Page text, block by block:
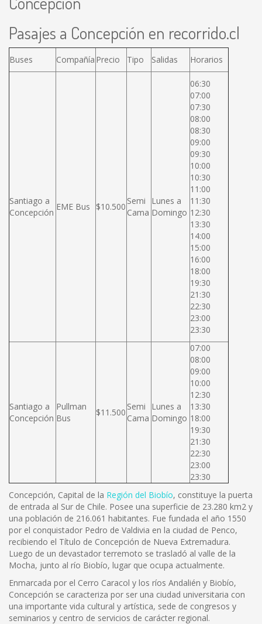
Pasajes a Concepción en recorrido.cl
Buses Compañía Precio Tipo Salidas Horarios
Santiago a
Concepción
EME Bus $10.500
Semi
Cama
Lunes a
Domingo
06:30
07:00
07:30
08:00
08:30
09:00
09:30
10:00
10:30
11:00
11:30
12:30
13:30
14:00
15:00
16:00
18:00
19:30
21:30
22:30
23:00
23:30
Santiago a
Concepción
Pullman
Bus
$11.500
Semi
Cama
Lunes a
Domingo
07:00
08:00
09:00
10:00
12:30
13:30
18:00
19:30
21:30
22:30
23:00
23:30
Concepción, Capital de la Región del Biobío, constituye la puerta
de entrada al Sur de Chile. Posee una superficie de 23.280 km2 y
una población de 216.061 habitantes. Fue fundada el año 1550
por el conquistador Pedro de Valdivia en la ciudad de Penco,
recibiendo el Título de Concepción de Nueva Extremadura.
Luego de un devastador terremoto se trasladó al valle de la
Mocha, junto al río Biobío, lugar que ocupa actualmente.
Enmarcada por el Cerro Caracol y los ríos Andalién y Biobío,
Concepción se caracteriza por ser una ciudad universitaria con
una importante vida cultural y artística, sede de congresos y
seminarios y centro de servicios de carácter regional.